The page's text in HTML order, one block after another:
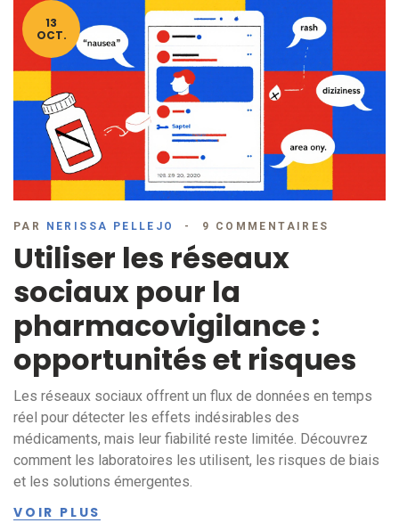
13
OCT.
PAR NERISSA PELLEJO 9 COMMENTAIRES
Utiliser les réseaux
sociaux pour la
pharmacovigilance :
opportunités et risques
Les réseaux sociaux offrent un flux de données en temps
réel pour détecter les effets indésirables des
médicaments, mais leur fiabilité reste limitée. Découvrez
comment les laboratoires les utilisent, les risques de biais
et les solutions émergentes.
VOIR PLUS